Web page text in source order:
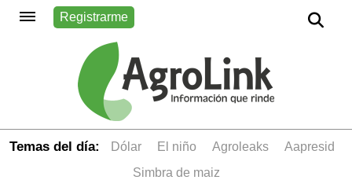
Registrarme
Temas del día: dólar el niño Agroleaks
aapresid
simbra de maiz